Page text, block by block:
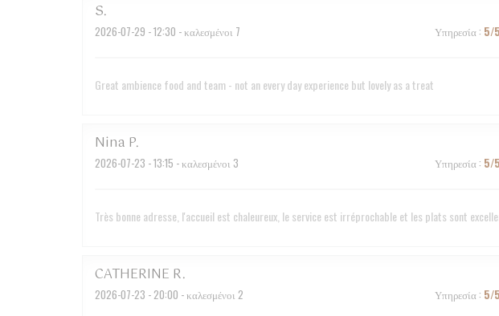
S
2026-07-29 - 12:30 - καλεσμένοι 7 Υπηρεσία: 5/5
Great ambience food and team - not an every day experience but lovely as a treat
Nina P
2026-07-23 - 13:15 - καλεσμένοι 3 Υπηρεσία: 5/5
Très bonne adresse, l'accueil est chaleureux, le service est irréprochable et les plats sont
CATHERINE R
2026-07-23 - 20:00 - καλεσμένοι 2 Υπηρεσία: 5/5